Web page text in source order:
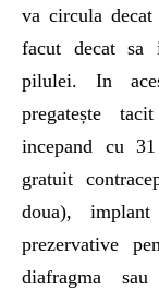
va circula
facut decat sa
pilulei. In
pregatește
incepand cu
gratuit
doua),
prezervative
diafragma